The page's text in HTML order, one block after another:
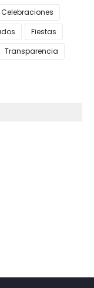
Celebraciones
Fiestas
Transparencia